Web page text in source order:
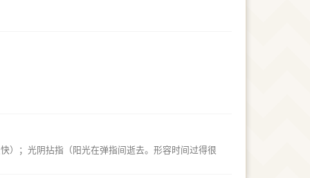
）；光阴拈指（阳光在弹指间逝去。形容时间过得很